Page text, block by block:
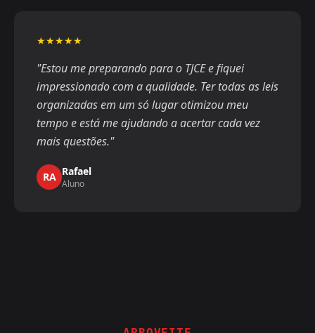
★★★★★
"Estou me preparando para o TJCE e fiquei
impressionado com a qualidade. Ter todas as leis
organizadas em um só lugar otimizou meu
tempo e está me ajudando a acertar cada vez
mais questões."
RA Rafael
Aluno